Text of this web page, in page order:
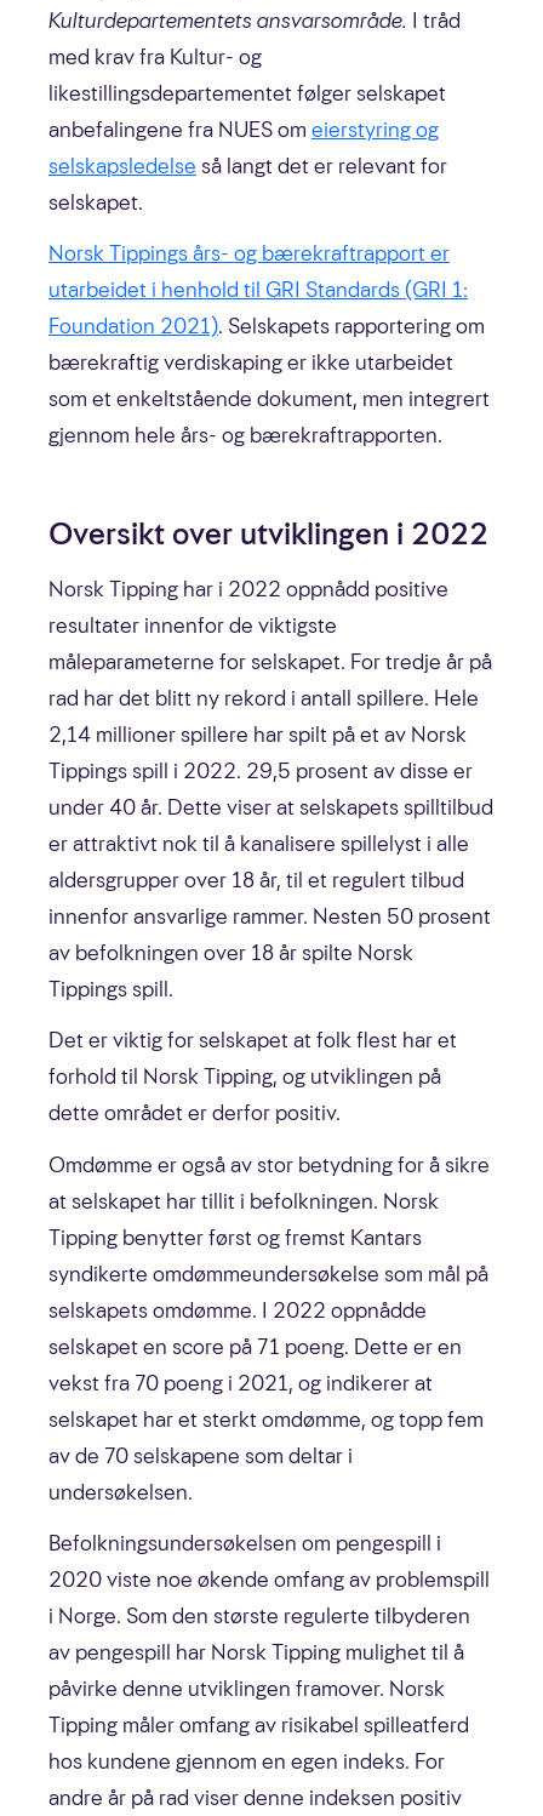
Nøkkeltall
Årsberetning
Årsregnskap
Noter
Revisjonsberetning
Eierstyring og selskapsledelse
Vesentlighetsanalyse
Likestillingsredegjørelse
Rapportering om ansvarlig spillvirksomhet
Rapport om godtgjørelse til ledende personer
English
Kulturdepartementets ansvarsområde. I tråd
med krav fra Kultur- og
likestillingsdepartementet følger selskapet
anbefalingene fra NUES om eierstyring og
selskapsledelse så langt det er relevant for
selskapet.
Norsk Tippings års- og bærekraftrapport er
utarbeidet i henhold til GRI Standards (GRI 1:
Foundation 2021). Selskapets rapportering om
bærekraftig verdiskaping er ikke utarbeidet
som et enkeltstående dokument, men integrert
gjennom hele års- og bærekraftrapporten.
Oversikt over utviklingen i 2022
Norsk Tipping har i 2022 oppnådd positive
resultater innenfor de viktigste
måleparameterne for selskapet. For tredje år på
rad har det blitt ny rekord i antall spillere. Hele
2,14 millioner spillere har spilt på et av Norsk
Tippings spill i 2022. 29,5 prosent av disse er
under 40 år. Dette viser at selskapets spilltilbud
er attraktivt nok til å kanalisere spillelyst i alle
aldersgrupper over 18 år, til et regulert tilbud
innenfor ansvarlige rammer. Nesten 50 prosent
av befolkningen over 18 år spilte Norsk
Tippings spill.
Det er viktig for selskapet at folk flest har et
forhold til Norsk Tipping, og utviklingen på
dette området er derfor positiv.
Omdømme er også av stor betydning for å sikre
at selskapet har tillit i befolkningen. Norsk
Tipping benytter først og fremst Kantars
syndikerte omdømmeundersøkelse som mål på
selskapets omdømme. I 2022 oppnådde
selskapet en score på 71 poeng. Dette er en
vekst fra 70 poeng i 2021, og indikerer at
selskapet har et sterkt omdømme, og topp fem
av de 70 selskapene som deltar i
undersøkelsen.
Befolkningsundersøkelsen om pengespill i
2020 viste noe økende omfang av problemspill
i Norge. Som den største regulerte tilbyderen
av pengespill har Norsk Tipping mulighet til å
påvirke denne utviklingen framover. Norsk
Tipping måler omfang av risikabel spilleatferd
hos kundene gjennom en egen indeks. For
andre år på rad viser denne indeksen positiv